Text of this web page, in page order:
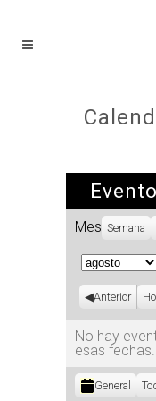
Mes Semana
Mes
Año
Anterior
No hay
esas fechas.
Categorías
General